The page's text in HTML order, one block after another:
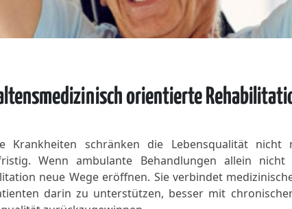
orientierte
Krankheiten schränken die Lebensqualität
Wenn ambulante Behandlungen allein
neue Wege eröffnen. Sie verbindet
darin zu unterstützen, besser mit